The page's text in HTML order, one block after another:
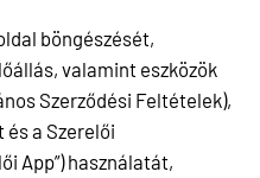
böngészését,
valamint eszközök
Szerződési Feltételek),
a Szerelői
App”) használatát,